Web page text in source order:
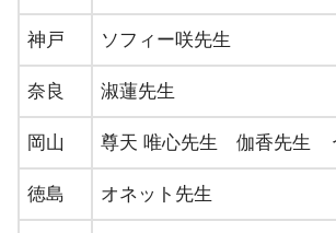
鳥取
・米子｜占い＆カウン
・米子｜ヒーリングサ
・出雲市｜だんでらいお
神戸 ソフィー咲先生
奈良 淑蓮先生
岡山 尊天 唯心先生 伽香先生
徳島 オネット先生